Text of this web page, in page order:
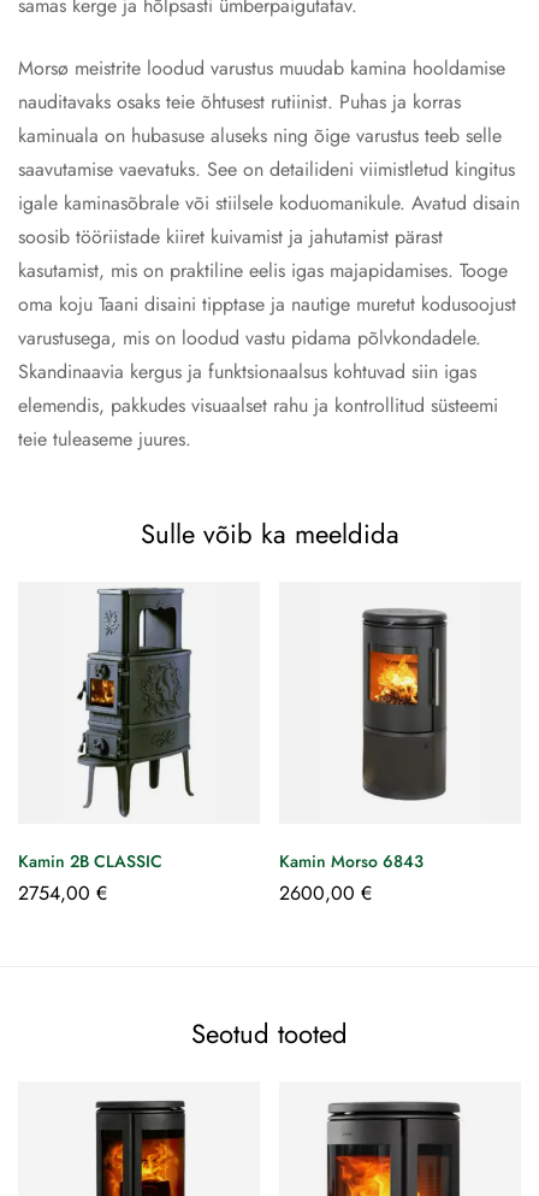
Morsø meistrite loodud varustus muudab kamina hooldamise
nauditavaks osaks teie õhtusest rutiinist. Puhas ja korras
kaminuala on hubasuse aluseks ning õige varustus teeb selle
saavutamise vaevatuks. See on detailideni viimistletud kingitus
igale kaminasõbrale või stiilsele koduomanikule. Avatud disain
soosib tööriistade kiiret kuivamist ja jahutamist pärast
kasutamist, mis on praktiline eelis igas majapidamises. Tooge
oma koju Taani disaini tipptase ja nautige muretut kodusoojust
varustusega, mis on loodud vastu pidama põlvkondadele.
Skandinaavia kergus ja funktsionaalsus kohtuvad siin igas
elemendis, pakkudes visuaalset rahu ja kontrollitud süsteemi
teie tuleaseme juures.
Sulle võib ka meeldida
Kamin 2B CLASSIC
2754,00 €
Kamin Morso 6843
2600,00 €
Seotud tooted